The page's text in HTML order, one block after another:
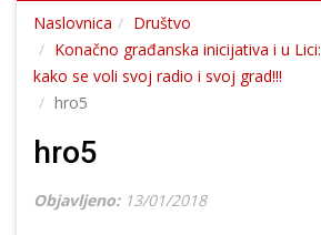
Naslovnica
Društvo
Konačno građanska inicijativa i u
kako se voli svoj radio i svoj grad!!!
hro5
hro5
Objavljeno: 13/01/2018